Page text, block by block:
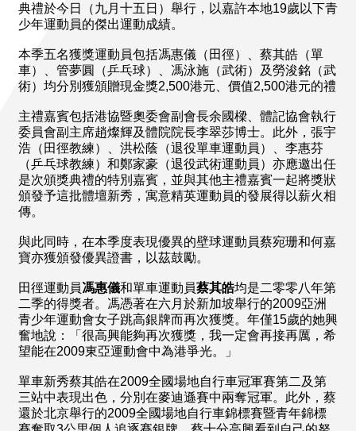
典禮於今日（九月十五日）舉行，以嘉許本地19歲以下青
少年運動員的傑出運動成績。
本季五名獲獎運動員包括馮惠儀（田徑）、蔡其皓（單
車）、管夢圓（乒乓球）、馮泳施（武術）及勞浚銘（武
術）均分別獲頒贈現金獎2,500港元、價值2,500港元的禮
主禮嘉賓包括港協暨奧委會副會長余國樑、體記協會執行
委員會副主席趙燦輝及體院院長李翠莎博士。此外，張宇
浩（田徑教練）、洪松蔭（退役單車運動員）、李惠芬
（乒乓球教練）和鄭家豪（退役武術運動員）亦應邀出任
是次頒獎典禮的特別嘉賓，並與其他主禮嘉賓一起將獎狀
頒發予這批體壇新秀，寓意精英運動員的發展得以薪火相
傳。
與此同時，在本季度表現優異的壁球運動員蔡宛珊和何嘉
寶亦獲頒發優異證書，以茲鼓勵。
田徑運動員馮惠儀和單車運動員蔡其皓均是二零零八年第
二季的得獎者。馮憑著在六月於新加坡舉行的2009亞洲
青少年運動會女子跳高銀牌而再次獲獎。年僅15歲的她興
奮地說：「很高興能夠再次獲獎，我一定會再接再厲，希
望能在2009東亞運動會中為港爭光。」
單車新秀蔡其皓在2009全國場地自行車冠軍賽第二及第
三站中表現出色，分別在麥迪遜賽中兩奪冠軍。此外，蔡
還於北京舉行的2009全國場地自行車錦標賽暨青年錦標